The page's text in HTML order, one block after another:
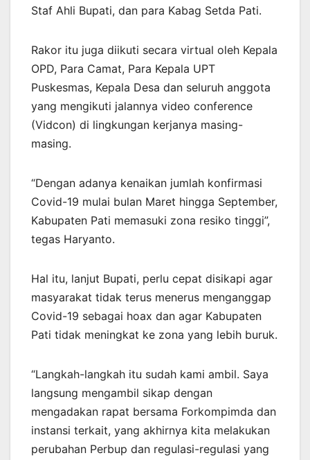
Staf Ahli Bupati, dan para Kabag Setda Pati.
Rakor itu juga diikuti secara virtual oleh Kepala
OPD, Para Camat, Para Kepala UPT
Puskesmas, Kepala Desa dan seluruh anggota
yang mengikuti jalannya video conference
(Vidcon) di lingkungan kerjanya masing-
masing.
“Dengan adanya kenaikan jumlah konfirmasi
Covid-19 mulai bulan Maret hingga September,
Kabupaten Pati memasuki zona resiko tinggi”,
tegas Haryanto.
Hal itu, lanjut Bupati, perlu cepat disikapi agar
masyarakat tidak terus menerus menganggap
Covid-19 sebagai hoax dan agar Kabupaten
Pati tidak meningkat ke zona yang lebih buruk.
“Langkah-langkah itu sudah kami ambil. Saya
langsung mengambil sikap dengan
mengadakan rapat bersama Forkompimda dan
instansi terkait, yang akhirnya kita melakukan
perubahan Perbup dan regulasi-regulasi yang